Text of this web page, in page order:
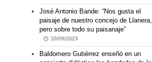
José Antonio Bande: “Nos gusta el
paisaje de nuestro concejo de Llanera,
pero sobre todo su paisanaje”
10/09/2023
Baldomero Gutiérrez enseñó en un